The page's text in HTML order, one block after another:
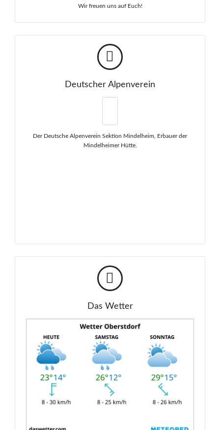
Wir freuen uns auf Euch!
Deutscher Alpenverein
Der Deutsche Alpenverein Sektion Mindelheim, Erbauer der
Mindelheimer Hütte.
Das Wetter